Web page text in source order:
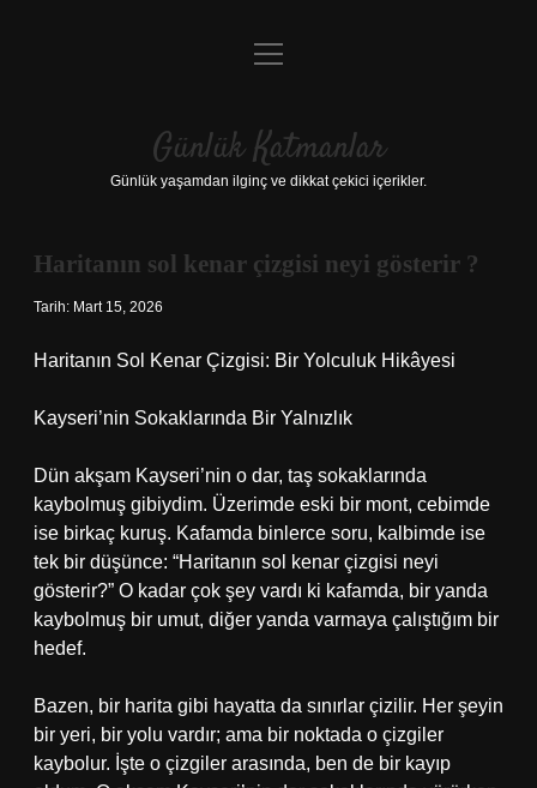
Anasayfa
Yasal Uyarı
menüyü
Günlük Katmanlar
Günlük yaşamdan ilginç ve dikkat çekici içerikler.
Haritanın sol kenar çizgisi neyi gösterir ?
Tarih: Mart 15, 2026
Haritanın Sol Kenar Çizgisi: Bir Yolculuk Hikâyesi
Kayseri’nin Sokaklarında Bir Yalnızlık
Dün akşam Kayseri’nin o dar, taş sokaklarında
kaybolmuş gibiydim. Üzerimde eski bir mont, cebimde
ise birkaç kuruş. Kafamda binlerce soru, kalbimde ise
tek bir düşünce: “Haritanın sol kenar çizgisi neyi
gösterir?” O kadar çok şey vardı ki kafamda, bir yanda
kaybolmuş bir umut, diğer yanda varmaya çalıştığım bir
hedef.
Bazen, bir harita gibi hayatta da sınırlar çizilir. Her şeyin
bir yeri, bir yolu vardır; ama bir noktada o çizgiler
kaybolur. İşte o çizgiler arasında, ben de bir kayıp